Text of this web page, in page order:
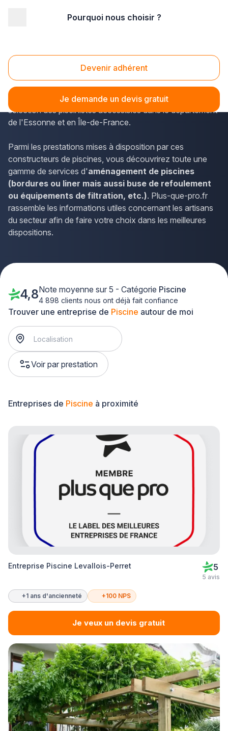
Pourquoi nous choisir ?
Devenir adhérent
Je demande un devis gratuit
Piscine Morangis (91420)
Vous effectuez des travaux à Morangis ? En quelques
instants sur plus-que-pro.fr, vous pouvez obtenir la
sélection des piscinistes accessibles dans le département
de l'Essonne et en Île-de-France.
Parmi les prestations mises à disposition par ces
constructeurs de piscines, vous découvrirez toute une
gamme de services d'aménagement de piscines
(bordures ou liner mais aussi buse de refoulement
ou équipements de filtration, etc.). Plus-que-pro.fr
rassemble les informations utiles concernant les artisans
du secteur afin de faire votre choix dans les meilleures
dispositions.
Trouver une entreprise de Piscine autour de moi
Voir par prestation
4,8Note moyenne sur 5 - Catégorie Piscine
4 898 clients nous ont déjà fait confiance
Entreprises de Piscine à proximité
Entreprise Piscine Levallois-Perret 5
5 avis
+1 ans d'ancienneté +100 NPS
Je veux un devis gratuit